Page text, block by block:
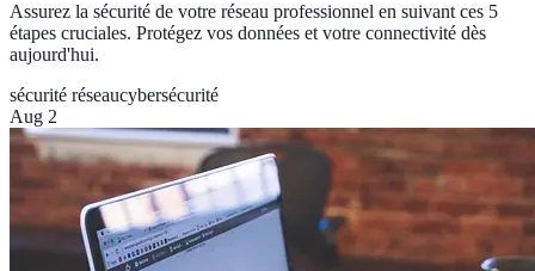
Assurez la sécurité de votre réseau professionnel en suivant ces 5
étapes cruciales. Protégez vos données et votre connectivité dès
aujourd'hui.
sécurité réseaucybersécurité
Aug 2